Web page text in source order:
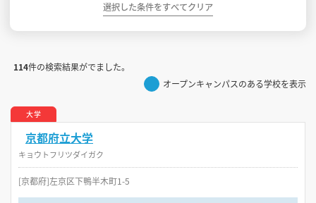
選択した条件をすべてクリア
114件の検索結果がでました。
オープンキャンパスのある学校を表示
大学
京都府立大学
キョウトフリツダイガク
[京都府]左京区下鴨半木町1-5